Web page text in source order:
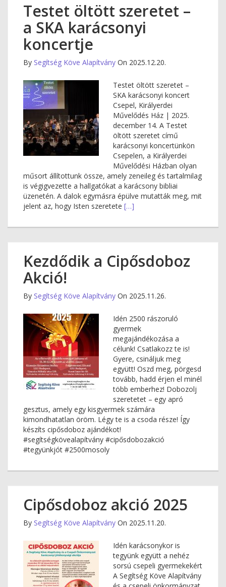
Testet öltött szeretet –
a SKA karácsonyi
koncertje
By Segítség Köve Alapítvány On 2025.12.20.
Testet öltött szeretet –
SKA karácsonyi koncert
Csepel, Királyerdei
Művelődés Ház | 2025.
december 14. A Testet
öltött szeretet című
karácsonyi koncertünkön
Csepelen, a Királyerdei
Művelődési Házban olyan
műsort állítottunk össze, amely zeneileg és tartalmilag
is végigvezette a hallgatókat a karácsony bibliai
üzenetén. A dalok egymásra épülve mutatták meg, mit
jelent az, hogy Isten szeretete […]
Kezdődik a Cipősdoboz
Akció!
By Segítség Köve Alapítvány On 2025.11.26.
Idén 2500 rászoruló
gyermek
megajándékozása a
célunk! Csatlakozz te is!
Gyere, csináljuk meg
együtt! Oszd meg, pörgesd
tovább, hadd érjen el minél
több emberhez! Dobozolj
szeretetet – egy apró
gesztus, amely egy kisgyermek számára
kimondhatatlan öröm. Légy te is a csoda része! Így
készíts cipősdoboz ajándékot!
#segítségkövealapítvány #cipősdobozakció
#tegyünkjót #2500mosoly
Cipősdoboz akció 2025
By Segítség Köve Alapítvány On 2025.11.20.
Idén karácsonykor is
tegyünk együtt a nehéz
sorsú csepeli gyermekekért
A Segítség Köve Alapítvány